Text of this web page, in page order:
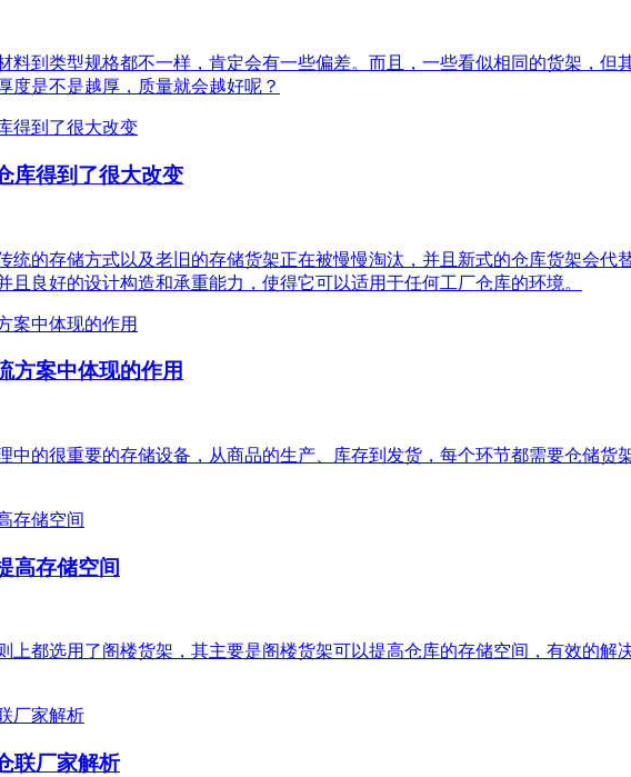
料到类型规格都不一样，肯定会有一些偏差。而且，一些看似相同的货架，
度是不是越厚，质量就会越好呢？
库得到了很大改变
统的存储方式以及老旧的存储货架正在被慢慢淘汰，并且新式的仓库货架会
且良好的设计构造和承重能力，使得它可以适用于任何工厂仓库的环境。
方案中体现的作用
中的很重要的存储设备，从商品的生产、库存到发货，每个环节都需要仓储
高存储空间
上都选用了阁楼货架，其主要是阁楼货架可以提高仓库的存储空间，有效的
联厂家解析